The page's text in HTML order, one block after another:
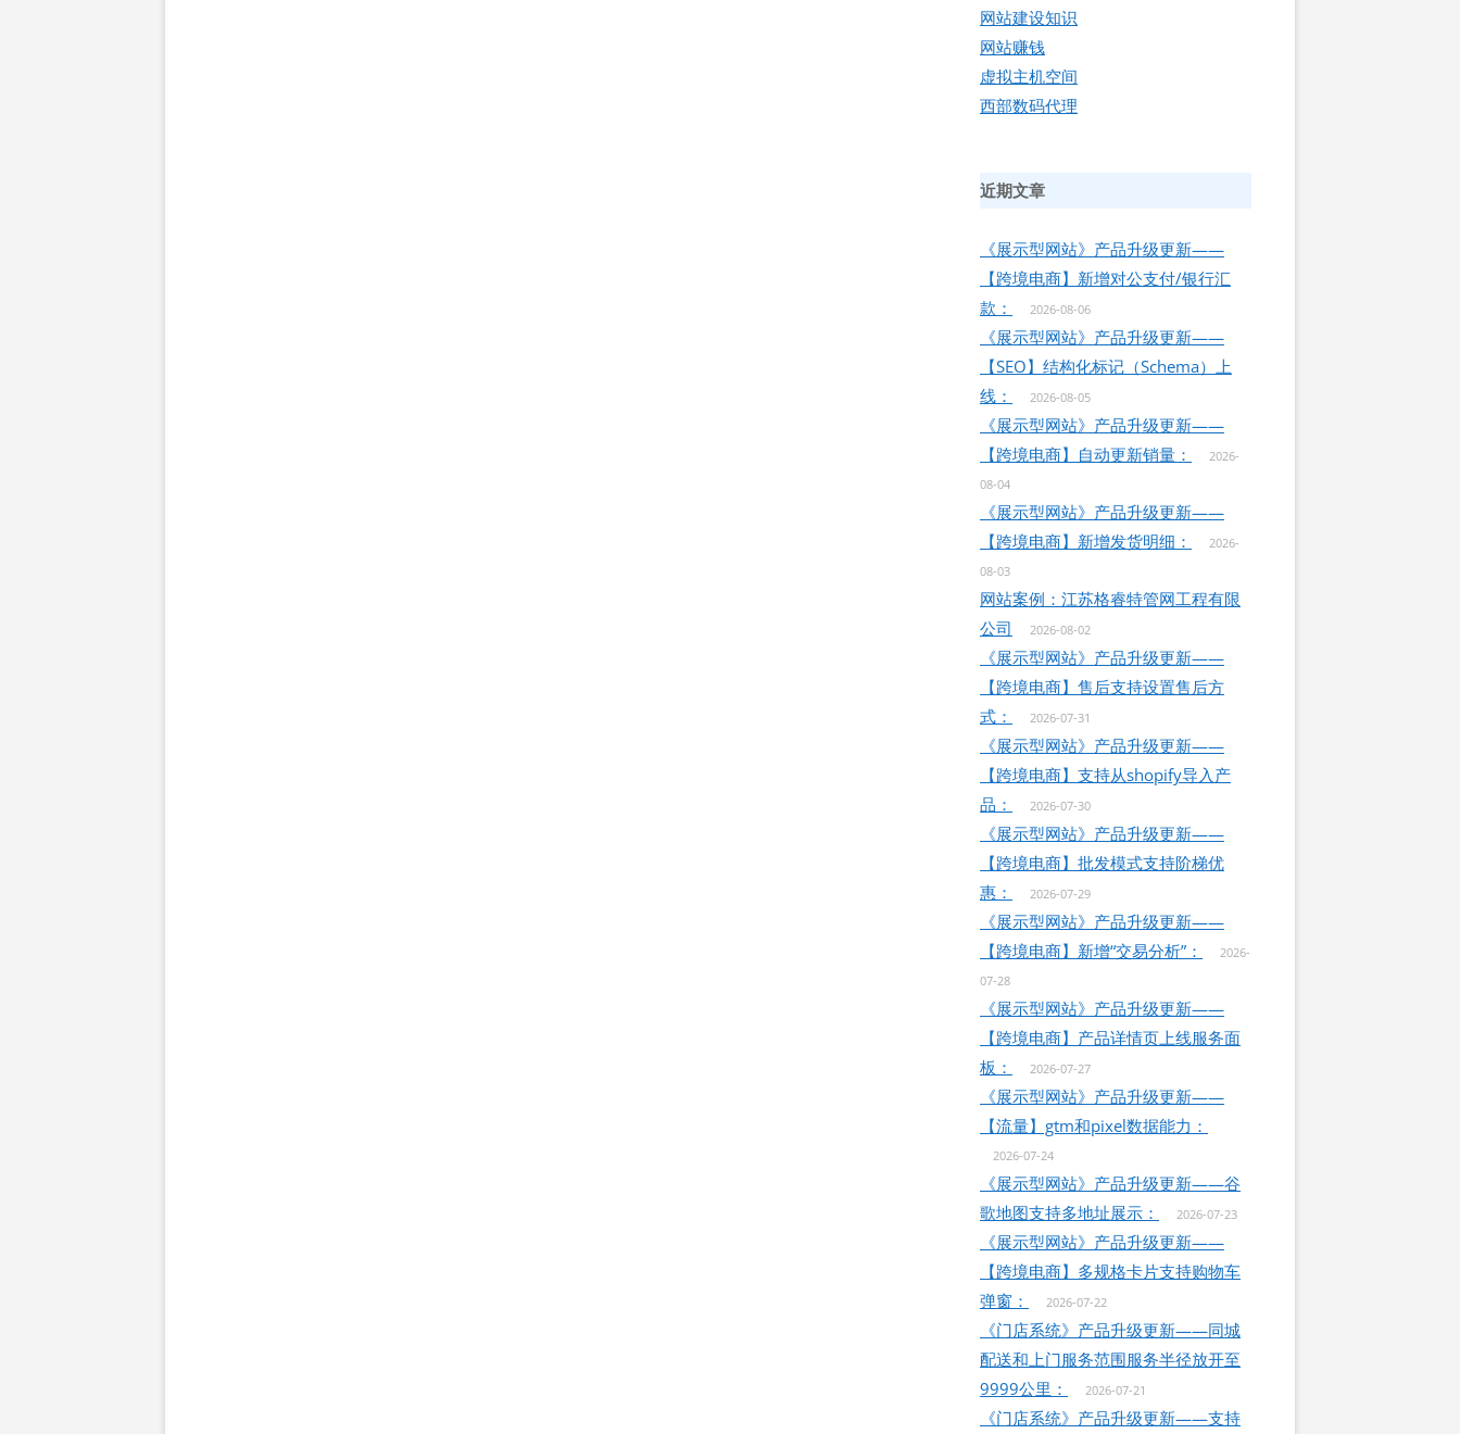
网站建设知识
网站赚钱
虚拟主机空间
西部数码代理
近期文章
《展示型网站》产品升级更新——
【跨境电商】新增对公支付/银行汇
款：
2026-08-06
《展示型网站》产品升级更新——
【SEO】结构化标记（Schema）上
线：
2026-08-05
《展示型网站》产品升级更新——
【跨境电商】自动更新销量：
2026-
08-04
《展示型网站》产品升级更新——
【跨境电商】新增发货明细：
2026-
08-03
网站案例：江苏格睿特管网工程有限
公司
2026-08-02
《展示型网站》产品升级更新——
【跨境电商】售后支持设置售后方
式：
2026-07-31
《展示型网站》产品升级更新——
【跨境电商】支持从shopify导入产
品：
2026-07-30
《展示型网站》产品升级更新——
【跨境电商】批发模式支持阶梯优
惠：
2026-07-29
《展示型网站》产品升级更新——
【跨境电商】新增“交易分析”：
2026-
07-28
《展示型网站》产品升级更新——
【跨境电商】产品详情页上线服务面
板：
2026-07-27
《展示型网站》产品升级更新——
【流量】gtm和pixel数据能力：
2026-07-24
《展示型网站》产品升级更新——谷
歌地图支持多地址展示：
2026-07-23
《展示型网站》产品升级更新——
【跨境电商】多规格卡片支持购物车
弹窗：
2026-07-22
《门店系统》产品升级更新——同城
配送和上门服务范围服务半径放开至
9999公里：
2026-07-21
《门店系统》产品升级更新——支持